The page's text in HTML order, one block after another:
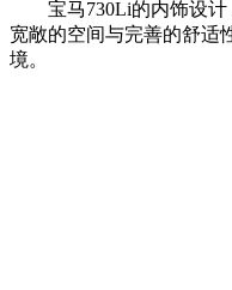
宝马730Li的内饰设计
宽敞的空间与完善的舒适
境。